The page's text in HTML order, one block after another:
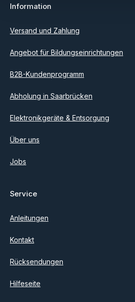
Ich habe dieDatenschutzbestimmungen
einverstanden.
Information
Versand und Zahlung
Angebot für Bildungseinrichtungen
B2B-Kundenprogramm
Abholung in Saarbrücken
Elektronikgeräte & Entsorgung
Über uns
Jobs
Service
Anleitungen
Kontakt
Rücksendungen
Hilfeseite